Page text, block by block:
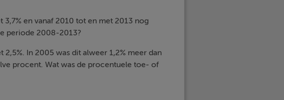
en vanaf 2010 tot en met 2013 nog
periode 2008-2013?
In 2005 was dit alweer 1,2% meer dan
procent. Wat was de procentuele toe- of